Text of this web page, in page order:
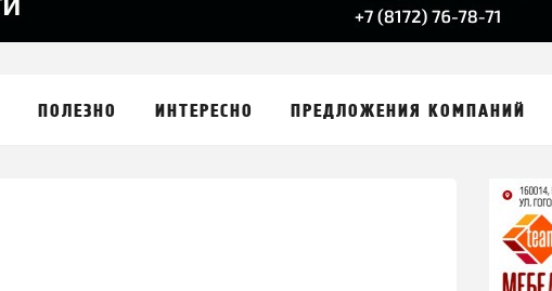
ПОЛЕЗНО ИНТЕРЕСНО ПРЕДЛОЖЕНИЯ КОМПАНИЙ